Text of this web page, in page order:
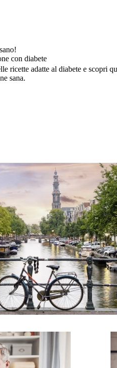
con diabete
ricette adatte al diabete e scopri
sana.